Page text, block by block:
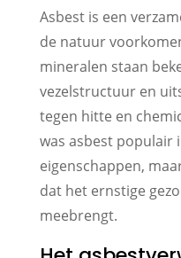
Asbest is een
de natuur
mineralen staan
vezelstructuur en
tegen hitte en
was asbest populair
eigenschappen,
dat het ernstige
meebrengt.